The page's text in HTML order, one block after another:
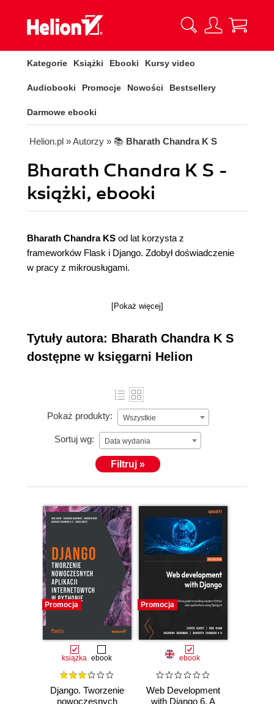
Kategorie Książki Ebooki Kursy video
Audiobooki Promocje Nowości Bestsellery
Darmowe ebooki
Helion.pl » Autorzy » 📚 Bharath Chandra K S
Bharath Chandra K S -
książki, ebooki
Bharath Chandra KS od lat korzysta z
frameworków Flask i Django. Zdobył doświadczenie
w pracy z mikrousługami.
[Pokaż więcej]
Tytuły autora: Bharath Chandra K S
dostępne w księgarni Helion
Pokaż produkty: Wszystkie
Sortuj wg: Data wydania
Filtruj »
Promocja
książka ebook
Django. Tworzenie
nowoczesnych
Promocja
ebook
Web Development
with Django 6. A